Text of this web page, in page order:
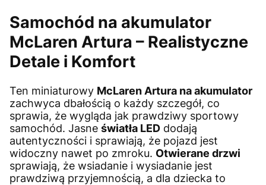
Samochód na akumulator
McLaren Artura – Realistyczne
Detale i Komfort
Ten miniaturowy McLaren Artura na akumulator
zachwyca dbałością o każdy szczegół, co
sprawia, że wygląda jak prawdziwy sportowy
samochód. Jasne światła LED dodają
autentyczności i sprawiają, że pojazd jest
widoczny nawet po zmroku. Otwierane drzwi
sprawiają, że wsiadanie i wysiadanie jest
prawdziwą przyjemnością, a dla dziecka to